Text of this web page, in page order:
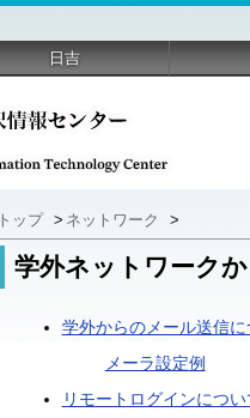
トップ > ネットワーク >
学外ネットワーク
学外からのメール送信
メーラ設定例
リモートログインにつ
日吉